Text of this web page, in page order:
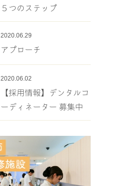
５つのステップ
2020.06.29
アプローチ
2020.06.02
【採用情報】デンタルコ
ーディネーター 募集中